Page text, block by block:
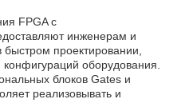
FPGA с
инженерам и
быстром проектировании,
оборудования.
блоков Gates и
реализовывать и